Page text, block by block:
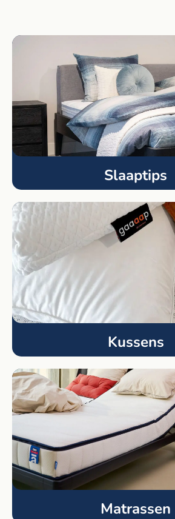
Slaaptips
Kussens
Matrassen